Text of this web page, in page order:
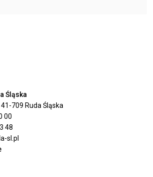
Śląska
709 Ruda Śląska
00
48
sl.pl